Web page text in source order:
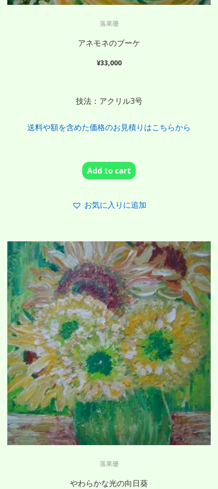
落果珊
アネモネのブーケ
¥33,000
技法：アクリル3号
送料や額を含めた価格のお見積りはこちらから
Add to cart
お気に入りに追加
落果珊
やわらかな光の向日葵